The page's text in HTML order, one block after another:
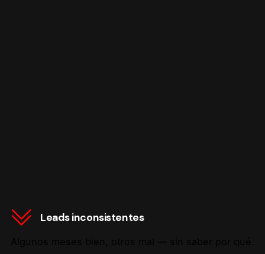
Leads inconsistentes